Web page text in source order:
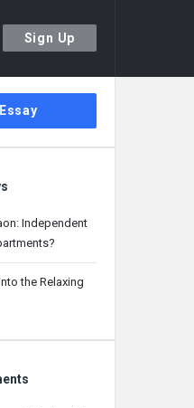
Sign Up
Independent
the Relaxing